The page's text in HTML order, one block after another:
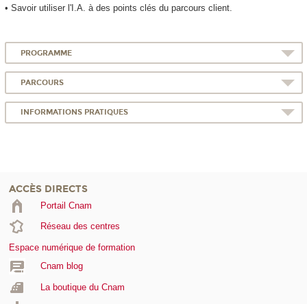
• Savoir utiliser l'I.A. à des points clés du parcours client.
PROGRAMME
PARCOURS
INFORMATIONS PRATIQUES
ACCÈS DIRECTS
Portail Cnam
Réseau des centres
Espace numérique de formation
Cnam blog
La boutique du Cnam